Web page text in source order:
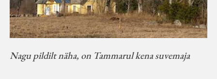
Nagu pildilt näha, on Tammarul kena suvemaja